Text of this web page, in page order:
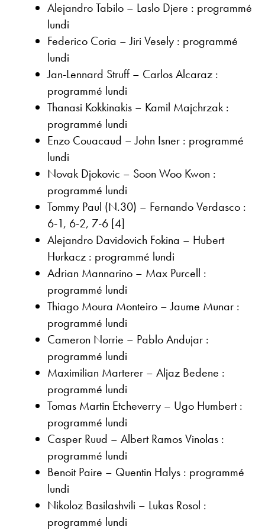
Alejandro Tabilo – Laslo Djere : programmé
lundi
Federico Coria – Jiri Vesely : programmé
lundi
Jan-Lennard Struff – Carlos Alcaraz :
programmé lundi
Thanasi Kokkinakis – Kamil Majchrzak :
programmé lundi
Enzo Couacaud – John Isner : programmé
lundi
Novak Djokovic – Soon Woo Kwon :
programmé lundi
Tommy Paul (N.30) – Fernando Verdasco :
6-1, 6-2, 7-6 [4]
Alejandro Davidovich Fokina – Hubert
Hurkacz : programmé lundi
Adrian Mannarino – Max Purcell :
programmé lundi
Thiago Moura Monteiro – Jaume Munar :
programmé lundi
Cameron Norrie – Pablo Andujar :
programmé lundi
Maximilian Marterer – Aljaz Bedene :
programmé lundi
Tomas Martin Etcheverry – Ugo Humbert :
programmé lundi
Casper Ruud – Albert Ramos Vinolas :
programmé lundi
Benoit Paire – Quentin Halys : programmé
lundi
Nikoloz Basilashvili – Lukas Rosol :
programmé lundi